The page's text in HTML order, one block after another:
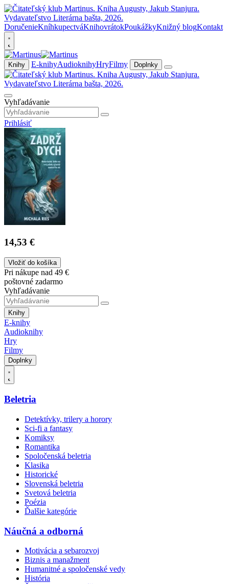
DoručenieKníhkupectváKnihovrátokPoukážkyKnižný blogKontakt
Knihy E-knihyAudioknihyHryFilmy Doplnky
Vyhľadávanie
Prihlásiť
14,53 €
Vložiť do košíka
Pri nákupe nad 49 €
poštovné zadarmo
Vyhľadávanie
Knihy
E-knihy
Audioknihy
Hry
Filmy
Doplnky
Beletria
Detektívky, trilery a horory
Sci-fi a fantasy
Komiksy
Romantika
Spoločenská beletria
Klasika
Historické
Slovenská beletria
Svetová beletria
Poézia
Ďalšie kategórie
Náučná a odborná
Motivácia a sebarozvoj
Biznis a manažment
Humanitné a spoločenské vedy
História